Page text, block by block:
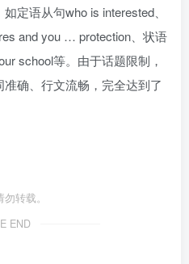
定语从句who is interested、
and you … protection、状语
school等。由于话题限制，
确、行文流畅，完全达到了
转载。
END